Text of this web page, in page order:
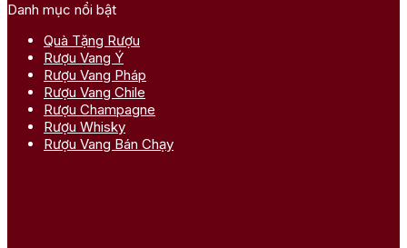
Danh mục nổi bật
Quà Tặng Rượu
Rượu Vang Ý
Rượu Vang Pháp
Rượu Vang Chile
Rượu Champagne
Rượu Whisky
Rượu Vang Bán Chạy